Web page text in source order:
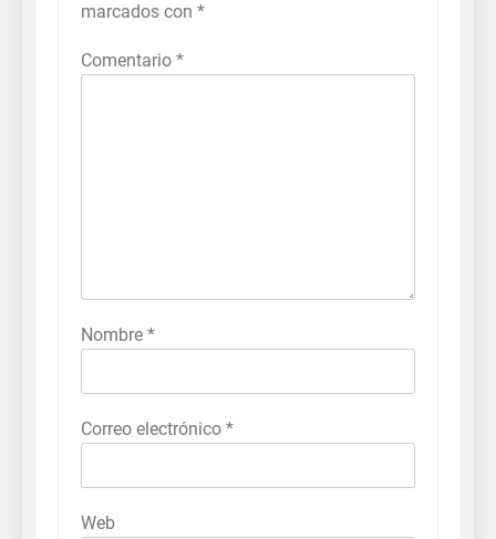
marcados con *
Comentario *
Nombre *
Correo electrónico *
Web